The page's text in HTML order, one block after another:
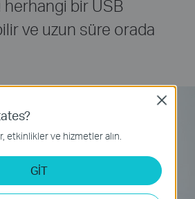
bir USB
ve uzun süre orada
etkinlikler ve hizmetler alın.
GİT
Close